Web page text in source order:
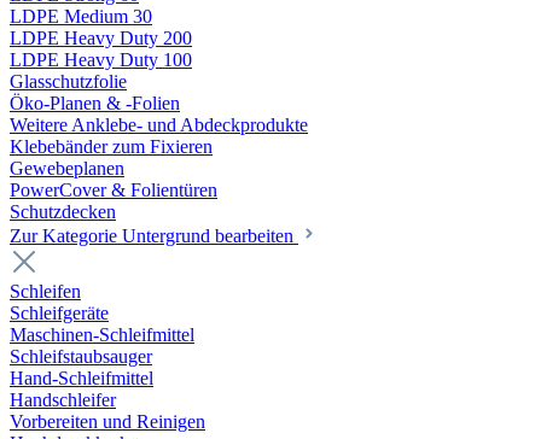
LDPE Medium 30
LDPE Heavy Duty 200
LDPE Heavy Duty 100
Glasschutzfolie
Öko-Planen & -Folien
Weitere Anklebe- und Abdeckprodukte
Klebebänder zum Fixieren
Gewebeplanen
PowerCover & Folientüren
Schutzdecken
Zur Kategorie Untergrund bearbeiten
Schleifen
Schleifgeräte
Maschinen-Schleifmittel
Schleifstaubsauger
Hand-Schleifmittel
Handschleifer
Vorbereiten und Reinigen